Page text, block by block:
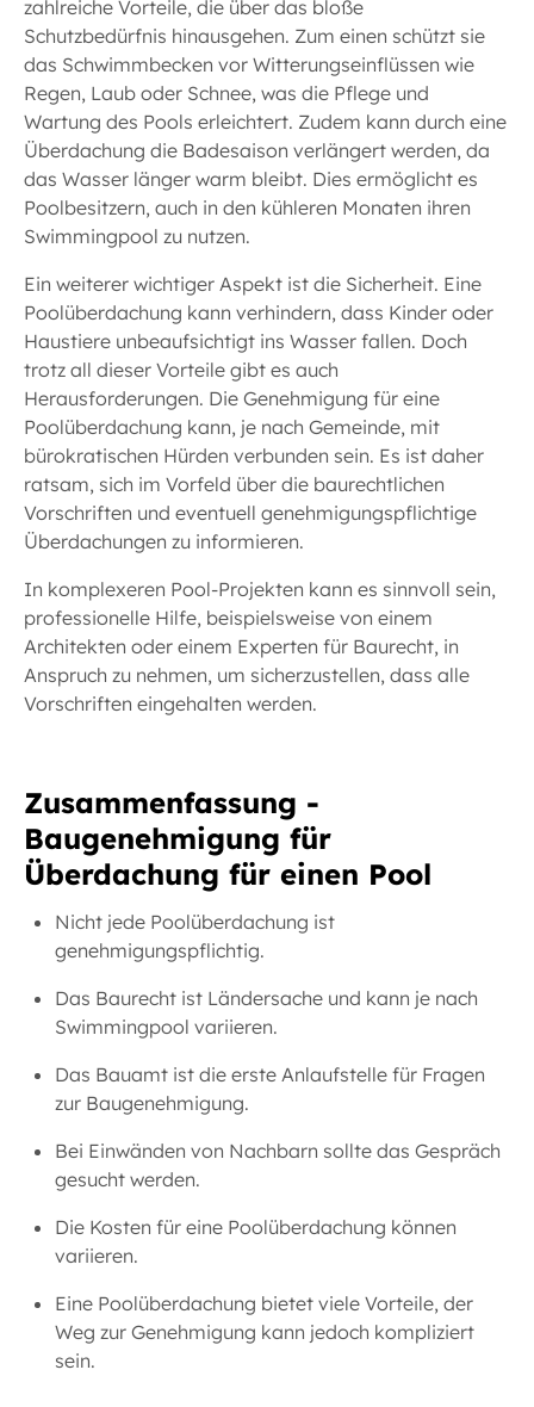
zahlreiche Vorteile, die über das bloße
Schutzbedürfnis hinausgehen. Zum einen schützt sie
das Schwimmbecken vor Witterungseinflüssen wie
Regen, Laub oder Schnee, was die Pflege und
Wartung des Pools erleichtert. Zudem kann durch eine
Überdachung die Badesaison verlängert werden, da
das Wasser länger warm bleibt. Dies ermöglicht es
Poolbesitzern, auch in den kühleren Monaten ihren
Swimmingpool zu nutzen.
Ein weiterer wichtiger Aspekt ist die Sicherheit. Eine
Poolüberdachung kann verhindern, dass Kinder oder
Haustiere unbeaufsichtigt ins Wasser fallen. Doch
trotz all dieser Vorteile gibt es auch
Herausforderungen. Die Genehmigung für eine
Poolüberdachung kann, je nach Gemeinde, mit
bürokratischen Hürden verbunden sein. Es ist daher
ratsam, sich im Vorfeld über die baurechtlichen
Vorschriften und eventuell genehmigungspflichtige
Überdachungen zu informieren.
In komplexeren Pool-Projekten kann es sinnvoll sein,
professionelle Hilfe, beispielsweise von einem
Architekten oder einem Experten für Baurecht, in
Anspruch zu nehmen, um sicherzustellen, dass alle
Vorschriften eingehalten werden.
Zusammenfassung -
Baugenehmigung für
Überdachung für einen Pool
Nicht jede Poolüberdachung ist
genehmigungspflichtig.
Das Baurecht ist Ländersache und kann je nach
Swimmingpool variieren.
Das Bauamt ist die erste Anlaufstelle für Fragen
zur Baugenehmigung.
Bei Einwänden von Nachbarn sollte das Gespräch
gesucht werden.
Die Kosten für eine Poolüberdachung können
variieren.
Eine Poolüberdachung bietet viele Vorteile, der
Weg zur Genehmigung kann jedoch kompliziert
sein.